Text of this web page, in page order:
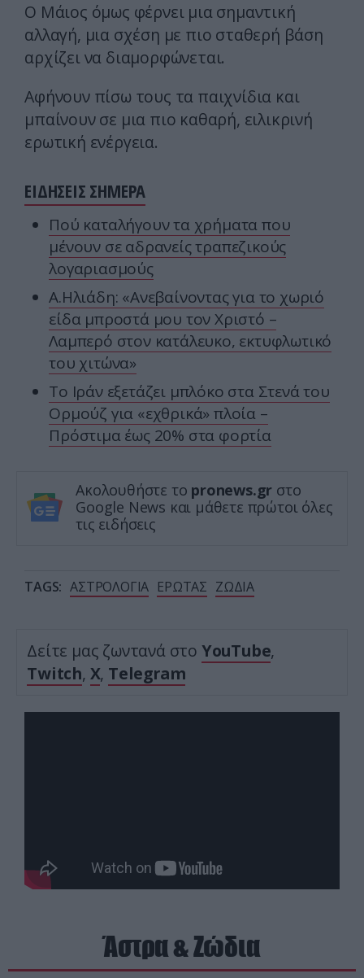
Ο Μάιος όμως φέρνει μια σημαντική
αλλαγή, μια σχέση με πιο σταθερή βάση
αρχίζει να διαμορφώνεται.
Αφήνουν πίσω τους τα παιχνίδια και
μπαίνουν σε μια πιο καθαρή, ειλικρινή
ερωτική ενέργεια.
ΕΙΔΗΣΕΙΣ ΣΗΜΕΡΑ
Πού καταλήγουν τα χρήματα που
μένουν σε αδρανείς τραπεζικούς
λογαριασμούς
Α.Ηλιάδη: «Ανεβαίνοντας για το χωριό
είδα μπροστά μου τον Χριστό –
Λαμπερό στον κατάλευκο, εκτυφλωτικό
του χιτώνα»
Το Ιράν εξετάζει μπλόκο στα Στενά του
Ορμούζ για «εχθρικά» πλοία –
Πρόστιμα έως 20% στα φορτία
Ακολουθήστε το pronews.gr στο
Google News και μάθετε πρώτοι όλες
τις ειδήσεις
TAGS: ΑΣΤΡΟΛΟΓΙΑ ΕΡΩΤΑΣ ΖΩΔΙΑ
Δείτε μας ζωντανά στο YouTube,
Twitch, X, Telegram
Άστρα & Ζώδια